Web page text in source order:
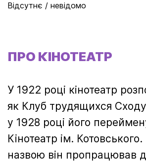
Відсутнє / невідомо
ПРО КІНОТЕАТР
У 1922 році кінотеатр
як Клуб трудящихся
у 1928 році його
Кінотеатр ім.
назвою він пропрацював